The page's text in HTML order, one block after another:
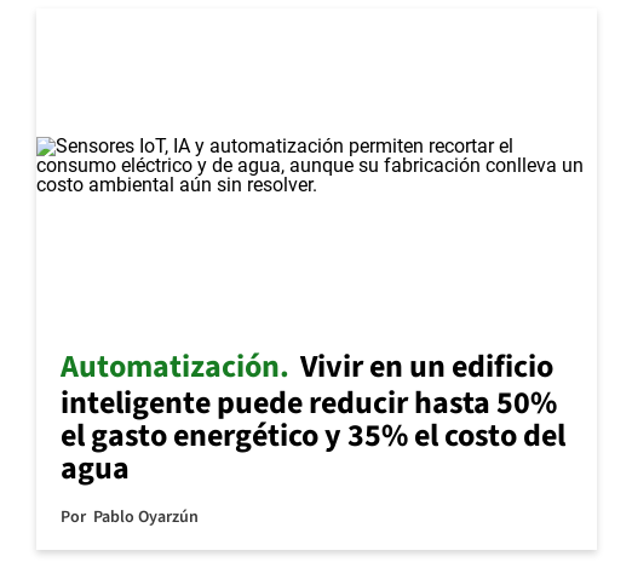
Automatización Vivir en un edificio
inteligente puede reducir hasta 50%
el gasto energético y 35% el costo del
agua
Por Pablo Oyarzún